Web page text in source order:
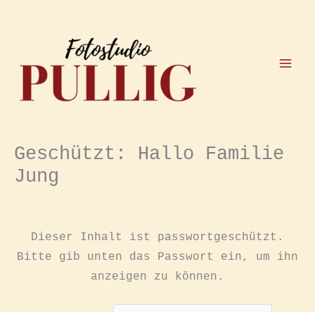
Geschützt: Hallo Familie
Jung
Dieser Inhalt ist passwortgeschützt.
Bitte gib unten das Passwort ein, um ihn
anzeigen zu können.